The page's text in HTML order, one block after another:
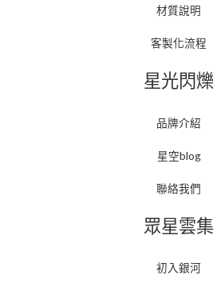
材質說明
客製化流程
星光閃爍
品牌介紹
星空blog
聯絡我們
眾星雲集
初入銀河